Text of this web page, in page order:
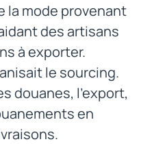
la mode provenant
des artisans
à exporter.
le sourcing.
douanes, l’export,
en